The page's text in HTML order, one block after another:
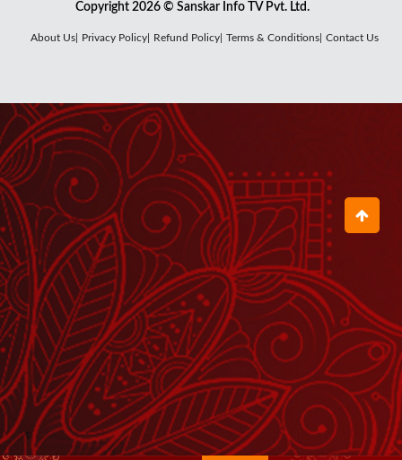
रावण ने श्रीराम से मन ही मन क्या कहा था?
जब भरत जी ने ननिहाल में देखा अजीब-सा
सपना
July 28, 2026
पिता तभी प्रसन्न होता है, जब पुत्र उसे पराजित
कर दे
July 13, 2026
माया मर गई और मारीच का उद्धार हुआ
August 06, 2026
मनुष्य होना भगवान के संकल्प से है
July 10, 2026
Copyright 2026 © Sanskar Info TV Pvt. Ltd.
About Us| Privacy Policy| Refund Policy| Terms & Conditions| Contact Us